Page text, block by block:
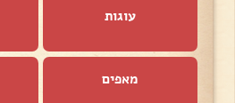
עוגות
מאפים